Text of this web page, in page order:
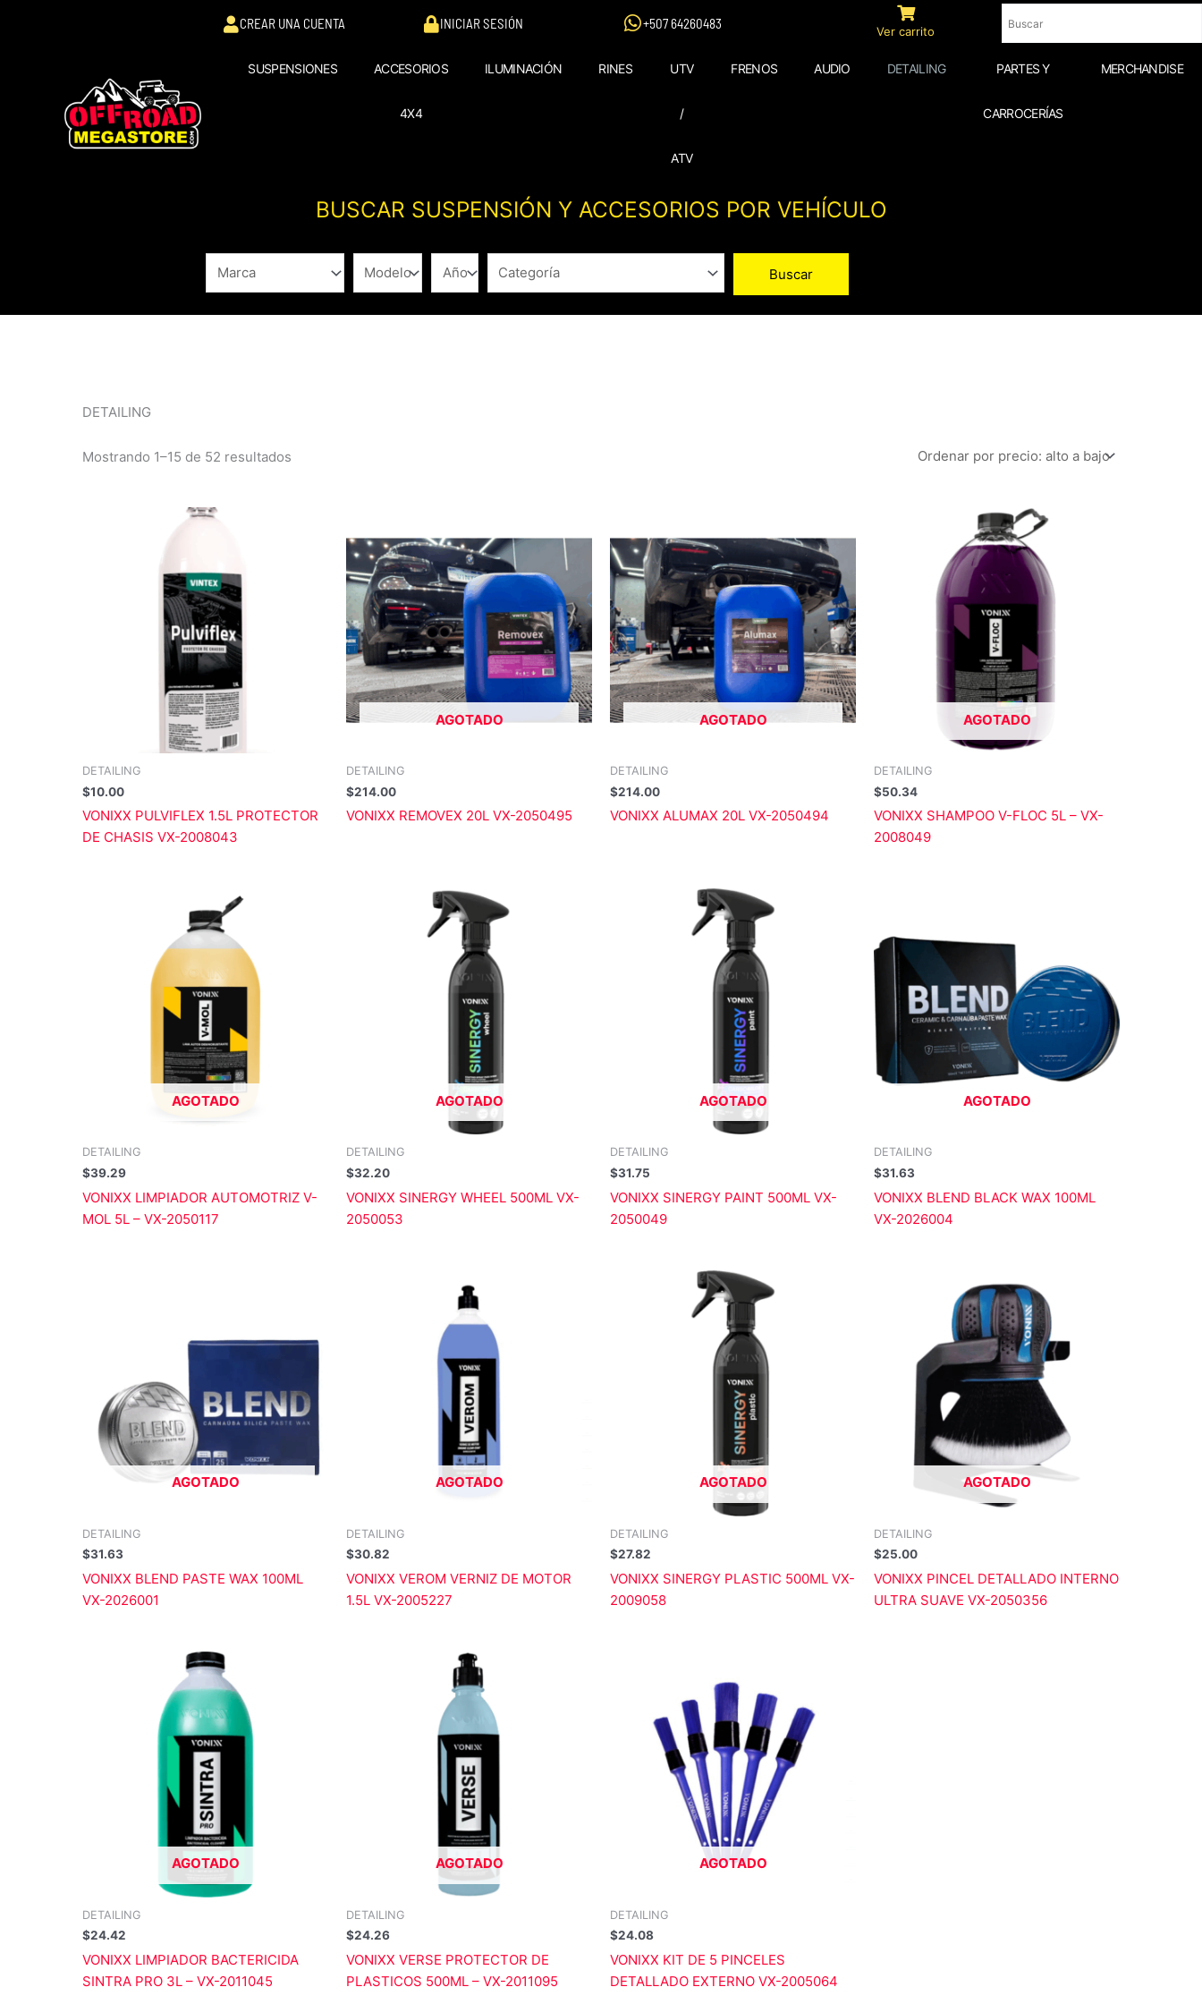
CREAR UNA CUENTA INICIAR SESIÓN +507 64260483
Ver carrito
SUSPENSIONES ACCESORIOS
4X4
ILUMINACIÓN RINES UTV
/
ATV
FRENOS AUDIO DETAILING PARTES Y
CARROCERÍAS
MERCHANDISE
BUSCAR SUSPENSIÓN Y ACCESORIOS POR VEHÍCULO
DETAILING
Mostrando 1–15 de 52 resultados
DETAILING
$10.00
VONIXX PULVIFLEX 1.5L PROTECTOR
DE CHASIS VX-2008043
AGOTADO
DETAILING
$214.00
VONIXX REMOVEX 20L VX-2050495
AGOTADO
DETAILING
$214.00
VONIXX ALUMAX 20L VX-2050494
AGOTADO
DETAILING
$50.34
VONIXX SHAMPOO V-FLOC 5L – VX-
2008049
AGOTADO
DETAILING
$39.29
VONIXX LIMPIADOR AUTOMOTRIZ V-
MOL 5L – VX-2050117
AGOTADO
DETAILING
$32.20
VONIXX SINERGY WHEEL 500ML VX-
2050053
AGOTADO
DETAILING
$31.75
VONIXX SINERGY PAINT 500ML VX-
2050049
AGOTADO
DETAILING
$31.63
VONIXX BLEND BLACK WAX 100ML
VX-2026004
AGOTADO
DETAILING
$31.63
VONIXX BLEND PASTE WAX 100ML
VX-2026001
AGOTADO
DETAILING
$30.82
VONIXX VEROM VERNIZ DE MOTOR
1.5L VX-2005227
AGOTADO
DETAILING
$27.82
VONIXX SINERGY PLASTIC 500ML VX-
2009058
AGOTADO
DETAILING
$25.00
VONIXX PINCEL DETALLADO INTERNO
ULTRA SUAVE VX-2050356
AGOTADO
DETAILING
$24.42
VONIXX LIMPIADOR BACTERICIDA
SINTRA PRO 3L – VX-2011045
AGOTADO
DETAILING
$24.26
VONIXX VERSE PROTECTOR DE
PLASTICOS 500ML – VX-2011095
AGOTADO
DETAILING
$24.08
VONIXX KIT DE 5 PINCELES
DETALLADO EXTERNO VX-2005064